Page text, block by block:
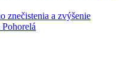
znečistenia a zvýšenie